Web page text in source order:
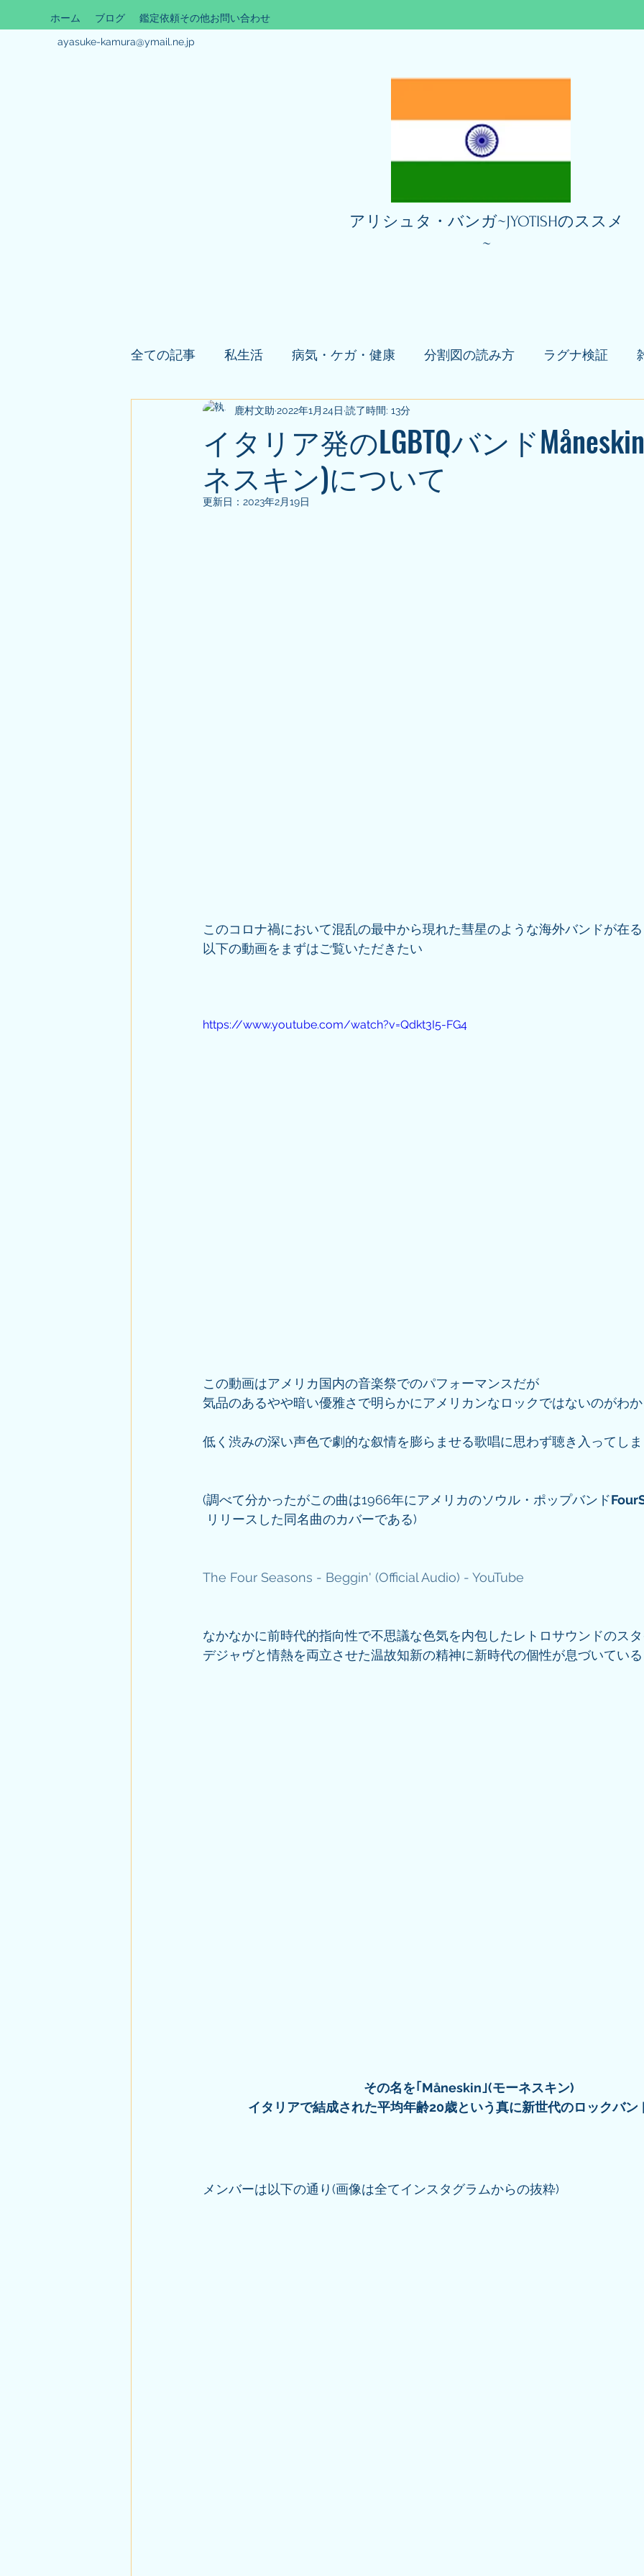
ホーム ブログ 鑑定依頼その他お問い合わせ
ayasuke-kamura@ymail.ne.jp
アリシュタ・バンガ~JYOTISHのススメ
~
全ての記事 私生活 病気・ケガ・健康 分割図の読み方 ラグナ検証
依頼者様の公開鑑定 その他(告知等)
イタリア発のLGBTQバンド
ネスキン)について
鹿村文助 2022年1月24日 読了時間: 13分
更新日： 2023年2月19日
このコロナ禍において混乱の最中から現れた彗星のような海外バンドが在る
以下の動画をまずはご覧いただきたい
https://www.youtube.com/watch?v=Qdkt3I5-FG4
この動画はアメリカ国内の音楽祭でのパフォーマンスだが
気品のあるやや暗い優雅さで明らかにアメリカンなロックではないのがわ
低く渋みの深い声色で劇的な叙情を膨らませる歌唱に思わず聴き入ってし
(調べて分かったがこの曲は1966年にアメリカのソウル・ポップバンド
リリースした同名曲のカバーである)
The Four Seasons - Beggin' (Official Audio) - YouTube
なかなかに前時代的指向性で不思議な色気を内包したレトロサウンドのス
デジャヴと情熱を両立させた温故知新の精神に新時代の個性が息づいている
その名を｢Måneskin｣(モーネスキン)
イタリアで結成された平均年齢20歳という真に新世代のロックバン
メンバーは以下の通り(画像は全てインスタグラムからの抜粋)